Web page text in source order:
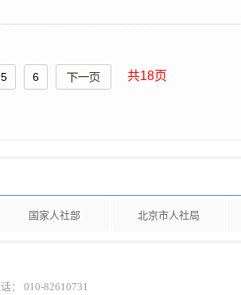
5 6 共18页
国家人社部 北京市人社局
： 010-82610731